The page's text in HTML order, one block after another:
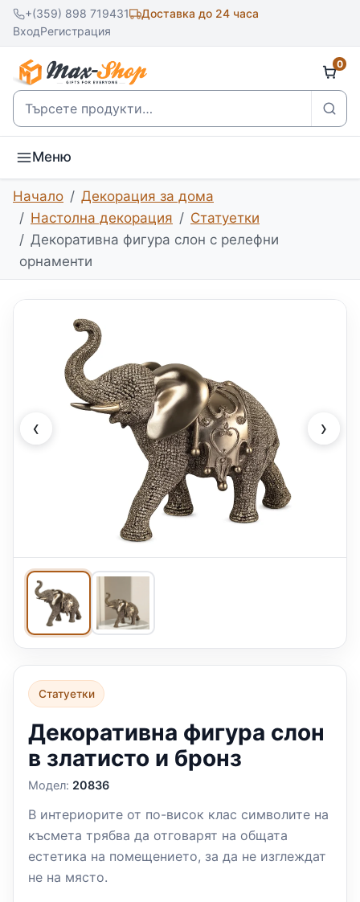
+(359) 898 719431
Доставка до 24 часа
ВходРегистрация
Търсене
0
Меню
Начало
Декорация за дома
Настолна декорация
Статуетки
Декоративна фигура слон с релефни
орнаменти
‹ ›
Статуетки
Декоративна фигура слон
в златисто и бронз
Модел: 20836
В интериорите от по-висок клас символите на
късмета трябва да отговарят на общата
естетика на помещението, за да не изглеждат
не на място.